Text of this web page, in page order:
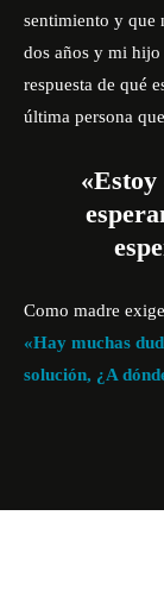
sentimiento y que
dos años y mi
respuesta de qué
última persona
Como madre
«Hay muchas
solución, ¿A